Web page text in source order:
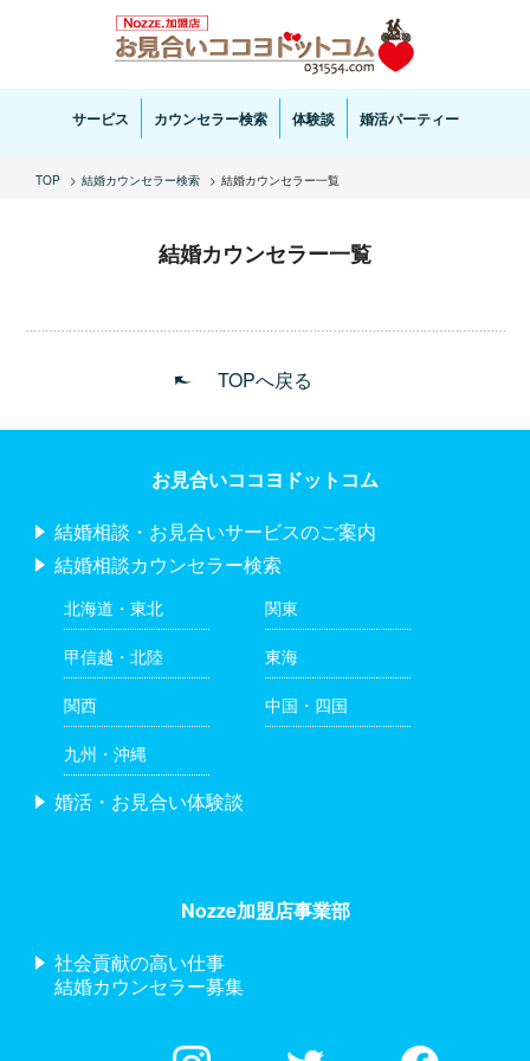
お見合い・結婚相談ならお見合いココヨドットコムへ。専任の結婚カウンセラーがサポートいた
します。
サービス カウンセラー検索 体験談 婚活パーティー
TOP 結婚カウンセラー検索 結婚カウンセラー一覧
結婚カウンセラー一覧
TOPへ戻る
お見合いココヨドットコム
結婚相談・お見合いサービスのご案内
結婚相談カウンセラー検索
北海道・東北 関東
甲信越・北陸 東海
関西 中国・四国
九州・沖縄
婚活・お見合い体験談
Nozze加盟店事業部
社会貢献の高い仕事
結婚カウンセラー募集